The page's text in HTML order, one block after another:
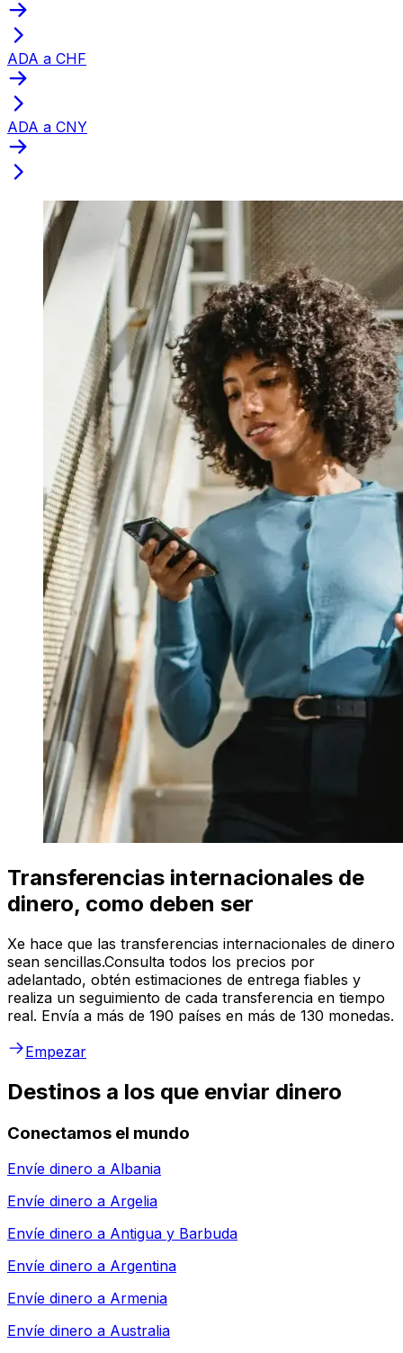
ADA a CHF
ADA a CNY
Transferencias internacionales de
dinero, como deben ser
Xe hace que las transferencias internacionales de dinero
sean sencillas.Consulta todos los precios por
adelantado, obtén estimaciones de entrega fiables y
realiza un seguimiento de cada transferencia en tiempo
real. Envía a más de 190 países en más de 130 monedas.
Empezar
Destinos a los que enviar dinero
Conectamos el mundo
Envíe dinero a Albania
Envíe dinero a Argelia
Envíe dinero a Antigua y Barbuda
Envíe dinero a Argentina
Envíe dinero a Armenia
Envíe dinero a Australia